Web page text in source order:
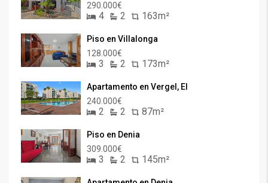
290.000€
4 2 163m²
Piso en Villalonga
128.000€
3 2 173m²
Apartamento en Vergel, El
240.000€
2 2 87m²
Piso en Denia
309.000€
3 2 145m²